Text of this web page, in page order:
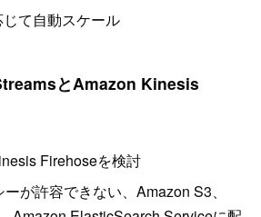
て自動スケール
とAmazon Kinesis
Firehoseを検討
が許容できない、Amazon S3、